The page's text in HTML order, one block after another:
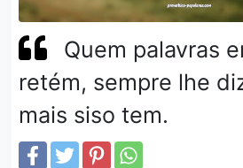
Quem palavras
retém, sempre lhe
mais siso tem.